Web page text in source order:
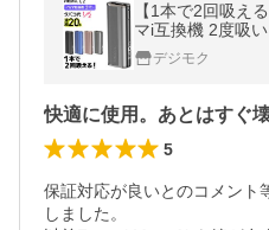
【1本で2回吸え
マi互換機 2度吸
ァソウル C2
換機 加熱式タバコ
デジモク
5
保証対応が良いとのコメント
しました。